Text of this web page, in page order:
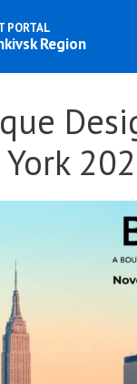
PORTAL
Region
York